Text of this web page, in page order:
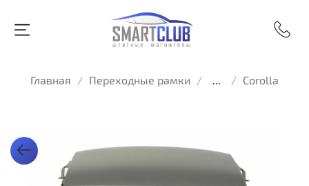
Главная Переходные рамки ... Corolla